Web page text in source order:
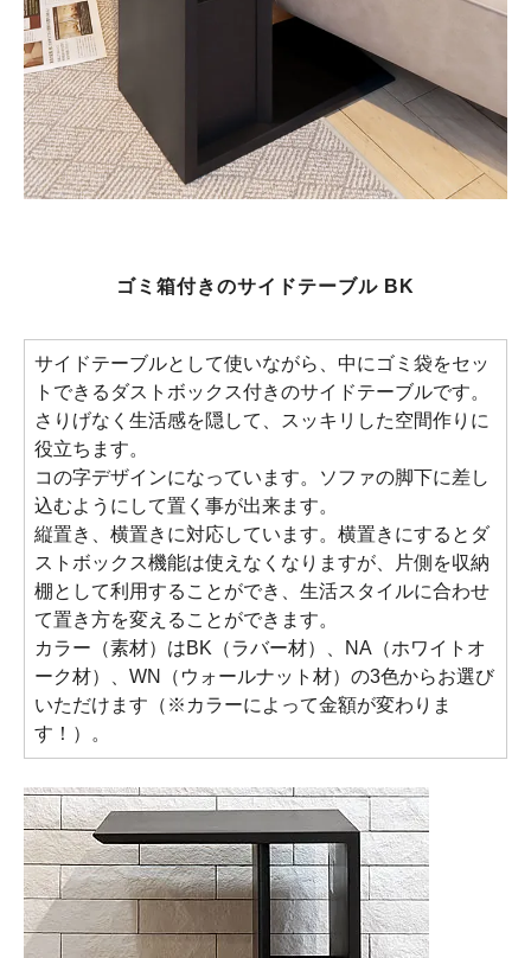
ゴミ箱付きのサイドテーブル BK
サイドテーブルとして使いながら、中にゴミ袋をセッ
トできるダストボックス付きのサイドテーブルです。
さりげなく生活感を隠して、スッキリした空間作りに
役立ちます。
コの字デザインになっています。ソファの脚下に差し
込むようにして置く事が出来ます。
縦置き、横置きに対応しています。横置きにするとダ
ストボックス機能は使えなくなりますが、片側を収納
棚として利用することができ、生活スタイルに合わせ
て置き方を変えることができます。
カラー（素材）はBK（ラバー材）、NA（ホワイトオ
ーク材）、WN（ウォールナット材）の3色からお選び
いただけます（※カラーによって金額が変わりま
す！）。